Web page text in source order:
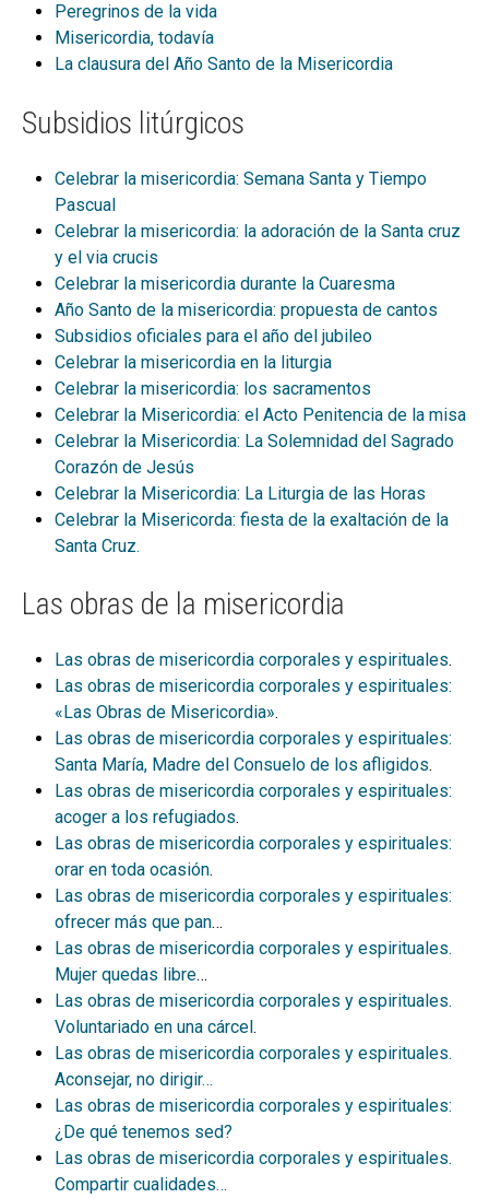
ESP
Peregrinos de la vida
Misericordia, todavía
La clausura del Año Santo de la Misericordia
Subsidios litúrgicos
Celebrar la misericordia: Semana Santa y Tiempo
Pascual
Celebrar la misericordia: la adoración de la Santa cruz
y el via crucis
Celebrar la misericordia durante la Cuaresma
Año Santo de la misericordia: propuesta de cantos
Subsidios oficiales para el año del jubileo
Celebrar la misericordia en la liturgia
Celebrar la misericordia: los sacramentos
Celebrar la Misericordia: el Acto Penitencia de la misa
Celebrar la Misericordia: La Solemnidad del Sagrado
Corazón de Jesús
Celebrar la Misericordia: La Liturgia de las Horas
Celebrar la Misericorda: fiesta de la exaltación de la
Santa Cruz.
Las obras de la misericordia
Las obras de misericordia corporales y espirituales.
Las obras de misericordia corporales y espirituales:
«Las Obras de Misericordia».
Las obras de misericordia corporales y espirituales:
Santa María, Madre del Consuelo de los afligidos.
Las obras de misericordia corporales y espirituales:
acoger a los refugiados.
Las obras de misericordia corporales y espirituales:
orar en toda ocasión.
Las obras de misericordia corporales y espirituales:
ofrecer más que pan…
Las obras de misericordia corporales y espirituales.
Mujer quedas libre…
Las obras de misericordia corporales y espirituales.
Voluntariado en una cárcel .
Las obras de misericordia corporales y espirituales.
Aconsejar, no dirigir…
Las obras de misericordia corporales y espirituales:
¿De qué tenemos sed?
Las obras de misericordia corporales y espirituales.
Compartir cualidades…